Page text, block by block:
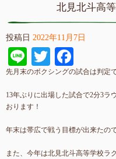
北見北斗高
投稿日 2022年11月7日
LineTwitter
先月末のボクシングの試合は判定
13年ぶりに出場した試合で2分3ラ
おります！
年末は帯広で戦う目標が出来たの
また、今年は北見北斗高等学校ラ